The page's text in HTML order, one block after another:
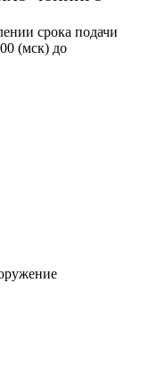
срока подачи
(мск) до